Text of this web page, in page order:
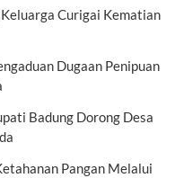
Curigai Kematian
Dugaan Penipuan
Badung Dorong Desa
Pangan Melalui